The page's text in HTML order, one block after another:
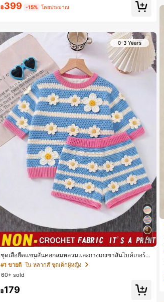
฿399 -15% โดยประมาณ
0-3 Years
8
ชุดเสื้อยืดแขนสั้นคอกลมหลวมและกางเกงขาสั้นไบค์เกอร์รั
ดรูปสำหรับเด็กผู้หญิง สไตล์มินิมอล เหมาะสำหรับฤดูใบไม้ผ
ลิและฤดูร้อน
#1 ขายดี ใน หลากสี ชุดเด็กผู้หญิง
60+ sold
฿179